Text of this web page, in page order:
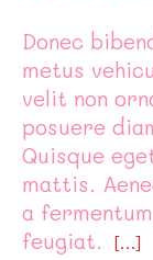
Donec
metus
velit non
posuere
Quisque
mattis.
a
feugiat.
[…]